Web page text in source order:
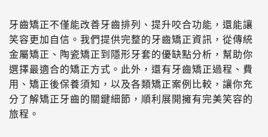
牙齒矯正不僅能改善牙齒排列、提升咬合功能，還能讓
笑容更加自信。我們提供完整的牙齒矯正資訊，從傳統
金屬矯正、陶瓷矯正到隱形牙套的優缺點分析，幫助你
選擇最適合的矯正方式。此外，還有牙齒矯正過程、費
用、矯正後保養須知，以及各類矯正案例比較，讓你充
分了解矯正牙齒的關鍵細節，順利展開擁有完美笑容的
旅程。